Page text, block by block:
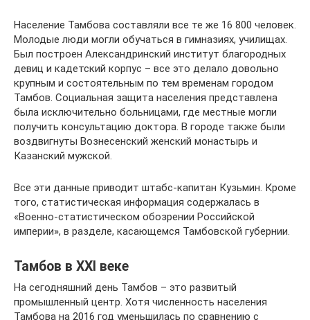
Население Тамбова составляли все те же 16 800 человек.
Молодые люди могли обучаться в гимназиях, училищах.
Был построен Александринский институт благородных
девиц и кадетский корпус – все это делало довольно
крупным и состоятельным по тем временам городом
Тамбов. Социальная защита населения представлена
была исключительно больницами, где местные могли
получить консультацию доктора. В городе также были
воздвигнуты Вознесенский женский монастырь и
Казанский мужской.
Все эти данные приводит штабс-капитан Кузьмин. Кроме
того, статистическая информация содержалась в
«Военно-статистическом обозрении Российской
империи», в разделе, касающемся Тамбовской губернии.
Тамбов в XXI веке
На сегодняшний день Тамбов – это развитый
промышленный центр. Хотя численность населения
Тамбова на 2016 год уменьшилась по сравнению с